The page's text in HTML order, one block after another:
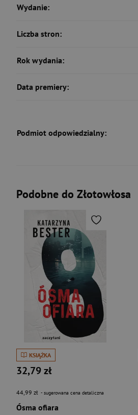
Wydanie:
Liczba stron:
Rok wydania:
Data premiery:
Podmiot odpowiedzialny:
Podobne do Złotowłosa
KSIĄŻKA
32,79 zł
44,99 zł - sugerowana cena detaliczna
Ósma ofiara